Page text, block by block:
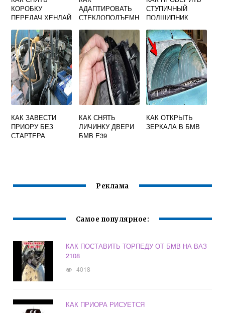
КОРОБКУ
ПЕРЕДАЧ ХЕНДАЙ
АДАПТИРОВАТЬ
СТЕКЛОПОДЪЕМН
BK
СТУПИЧНЫЙ
ПОДШИПНИК
ЛАЧЕТТИ
КАК ЗАВЕСТИ
ПРИОРУ БЕЗ
СТАРТЕРА
КАК СНЯТЬ
ЛИЧИНКУ ДВЕРИ
БМВ Е39
КАК ОТКРЫТЬ
ЗЕРКАЛА В БМВ
Реклама
Самое популярное:
КАК ПОСТАВИТЬ ТОРПЕДУ ОТ БМВ НА ВАЗ
2108
4018
КАК ПРИОРА РИСУЕТСЯ